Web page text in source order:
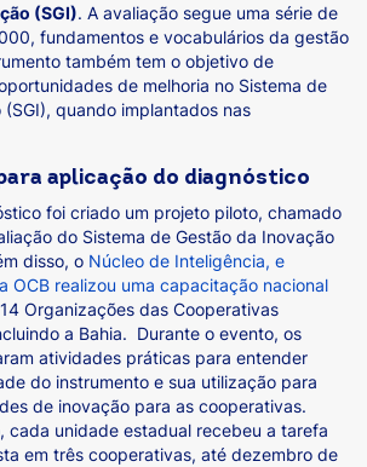
(SGI). A avaliação segue uma série de
fundamentos e vocabulários da gestão
também tem o objetivo de
de melhoria no Sistema de
quando implantados nas
aplicação do diagnóstico
foi criado um projeto piloto, chamado
do Sistema de Gestão da Inovação
disso, o Núcleo de Inteligência, e
OCB realizou uma capacitação nacional
Organizações das Cooperativas
a Bahia. Durante o evento, os
atividades práticas para entender
do instrumento e sua utilização para
de inovação para as cooperativas.
cada unidade estadual recebeu a tarefa
em três cooperativas, até dezembro de